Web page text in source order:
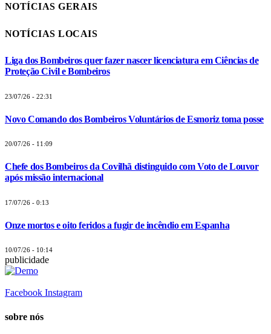
NOTÍCIAS GERAIS
NOTÍCIAS LOCAIS
Liga dos Bombeiros quer fazer nascer licenciatura em Ciências de
Proteção Civil e Bombeiros
23/07/26 - 22:31
Novo Comando dos Bombeiros Voluntários de Esmoriz toma posse
20/07/26 - 11:09
Chefe dos Bombeiros da Covilhã distinguido com Voto de Louvor
após missão internacional
17/07/26 - 0:13
Onze mortos e oito feridos a fugir de incêndio em Espanha
10/07/26 - 10:14
publicidade
Facebook Instagram
sobre nós